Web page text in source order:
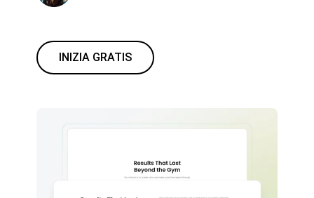
INIZIA GRATIS